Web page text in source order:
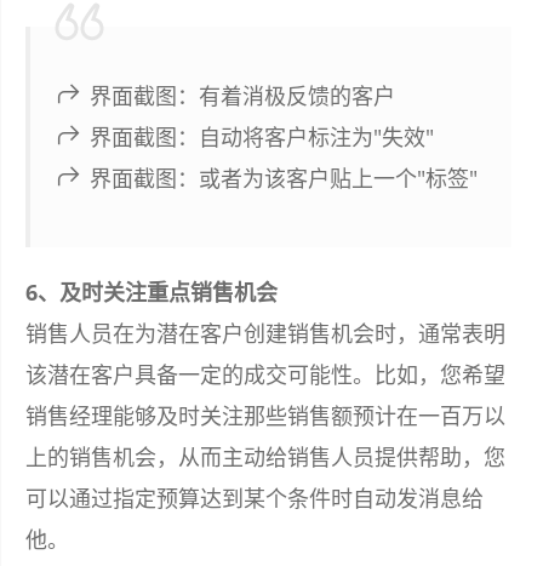
界面截图：有着消极反馈的客户
界面截图：自动将客户标注为"失效"
界面截图：或者为该客户贴上一个"标签"
6、及时关注重点销售机会
销售人员在为潜在客户创建销售机会时，通常表明
该潜在客户具备一定的成交可能性。比如，您希望
销售经理能够及时关注那些销售额预计在一百万以
上的销售机会，从而主动给销售人员提供帮助，您
可以通过指定预算达到某个条件时自动发消息给
他。